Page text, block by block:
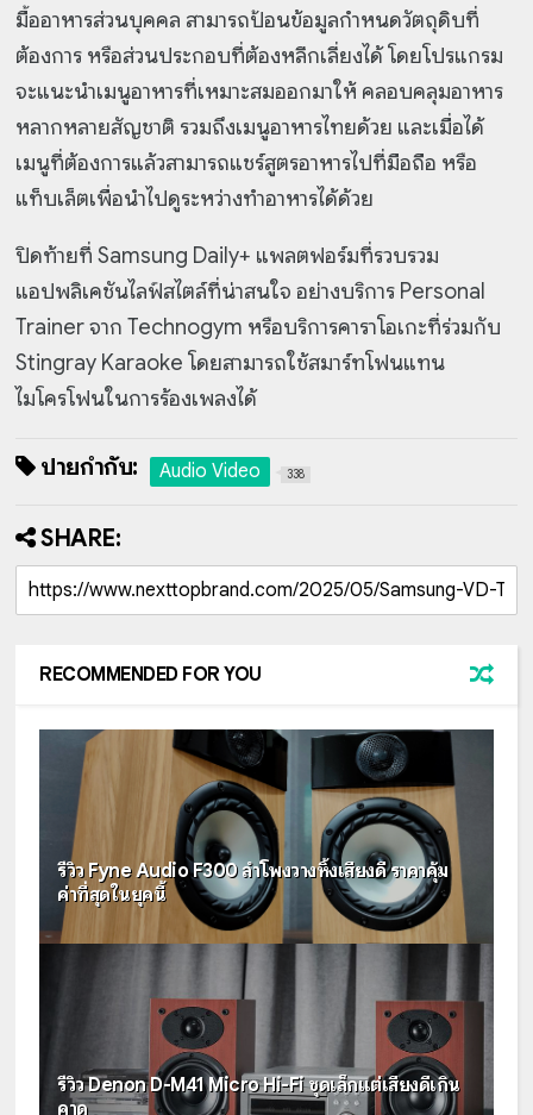
มื้ออาหารส่วนบุคคล สามารถป้อนข้อมูลกำหนดวัตถุดิบที่
ต้องการ หรือส่วนประกอบที่ต้องหลีกเลี่ยงได้ โดยโปรแกรม
จะแนะนำเมนูอาหารที่เหมาะสมออกมาให้ คลอบคลุมอาหาร
หลากหลายสัญชาติ รวมถึงเมนูอาหารไทยด้วย และเมื่อได้
เมนูที่ต้องการแล้วสามารถแชร์สูตรอาหารไปที่มือถือ หรือ
แท็บเล็ตเพื่อนำไปดูระหว่างทำอาหารได้ด้วย
ปิดท้ายที่ Samsung Daily+ แพลตฟอร์มที่รวบรวม
แอปพลิเคชันไลฟ์สไตล์ที่น่าสนใจ อย่างบริการ Personal
Trainer จาก Technogym หรือบริการคาราโอเกะที่ร่วมกับ
Stingray Karaoke โดยสามารถใช้สมาร์ทโฟนแทน
ไมโครโฟนในการร้องเพลงได้
ป้ายกำกับ: Audio Video 338
SHARE:
RECOMMENDED FOR YOU
รีวิว Fyne Audio F300 ลำโพงวางหิ้งเสียงดี ราคาคุ้ม
ค่าที่สุดในยุคนี้
รีวิว Denon D-M41 Micro Hi-Fi ชุดเล็กแต่เสียงดีเกิน
คาด